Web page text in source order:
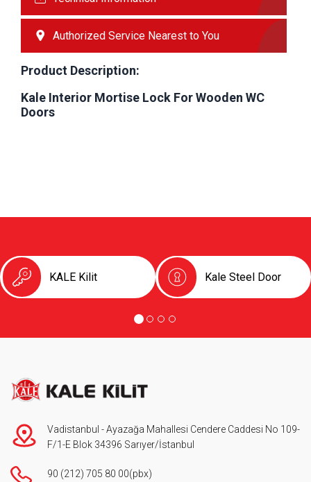
Authorized Service Nearest to You
Product Description:
Kale Interior Mortise Lock For Wooden WC
Doors
KALE Kilit Kale Steel Door
Vadistanbul - Ayazağa Mahallesi Cendere Caddesi No 109-
F/1-E Blok 34396 Sarıyer/İstanbul
90 (212) 705 80 00(pbx)